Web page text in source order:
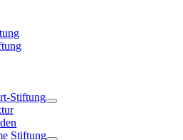
Stiftung
Stiftung